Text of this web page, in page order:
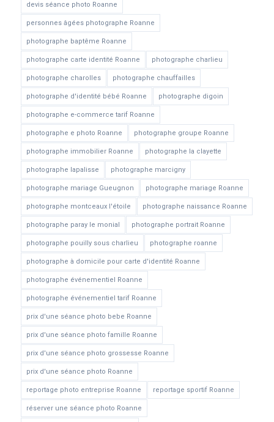
devis séance photo Roanne
personnes âgées photographe Roanne
photographe baptême Roanne
photographe carte identité Roanne photographe charlieu
photographe charolles photographe chauffailles
photographe d'identité bébé Roanne photographe digoin
photographe e-commerce tarif Roanne
photographe e photo Roanne photographe groupe Roanne
photographe immobilier Roanne photographe la clayette
photographe lapalisse photographe marcigny
photographe mariage Gueugnon photographe mariage Roanne
photographe montceaux l'étoile photographe naissance Roanne
photographe paray le monial photographe portrait Roanne
photographe pouilly sous charlieu photographe roanne
photographe à domicile pour carte d'identité Roanne
photographe événementiel Roanne
photographe événementiel tarif Roanne
prix d'une séance photo bebe Roanne
prix d'une séance photo famille Roanne
prix d'une séance photo grossesse Roanne
prix d'une séance photo Roanne
reportage photo entreprise Roanne reportage sportif Roanne
réserver une séance photo Roanne